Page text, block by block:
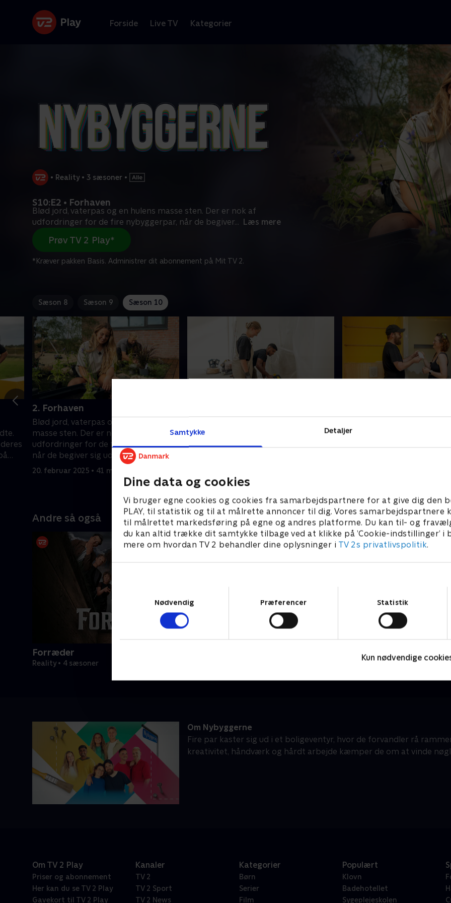
Samtykke Detaljer
Dine data og cookies
Vi bruger egne cookies og cookies fra samarbejdspartnere for at give dig den
PLAY, til statistik og til at målrette annoncer til dig. Vores samarbejdspartnere
til målrettet markedsføring på egne og andres platforme. Du kan til- og
du kan altid trække dit samtykke tilbage ved at klikke på ’Cookie-indstillinger’ i
mere om hvordan TV 2 behandler dine oplysninger i TV 2s privatlivspolitik.
Nødvendig
Præferencer Statistik
Kun nødvendige
Forside Live TV Kategorier
• Reality • 3 sæsoner •
S10:E2 • Forhaven
Blød jord, vaterpas og en hulens masse sten. Der er nok af
udfordringer for de fire nybyggerpar, når de begiver... Læs mere
Prøv TV 2 Play*
*Kræver pakken Basis. Administrer dit abonnement på Mit TV 2.
Sæson 8 Sæson 9 Sæson 10
2. Forhaven
Blød jord, vaterpas og en hulens
masse sten. Der er nok af
udfordringer for de fire nybyggerpar,
når de begiver sig ud i forhaven.
20. februar 2025 • 41 min
indrettes. Parrene bliver også testet
på deres byggeevner, og det skaber
farvede fuger og et
Andre så også
Forræder
Reality • 4 sæsoner
Om Nybyggerne
Fire par kaster sig ud i et boligeventyr, hvor de forvandler rå
kreativitet, håndværk og hårdt arbejde kæmper de om at vinde
Om TV 2 Play
Priser og abonnement
Her kan du se TV 2 Play
Gavekort til TV 2 Play
Kanaler
TV 2
TV 2 Sport
TV 2 News
Kategorier
Børn
Serier
Film
Populært
Klovn
Badehotellet
Sygeplejeskolen